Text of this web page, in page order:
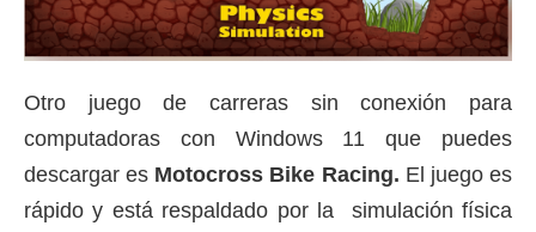
Otro juego de carreras sin conexión para
computadoras con Windows 11 que puedes
descargar es Motocross Bike Racing. El juego es
rápido y está respaldado por la simulación física